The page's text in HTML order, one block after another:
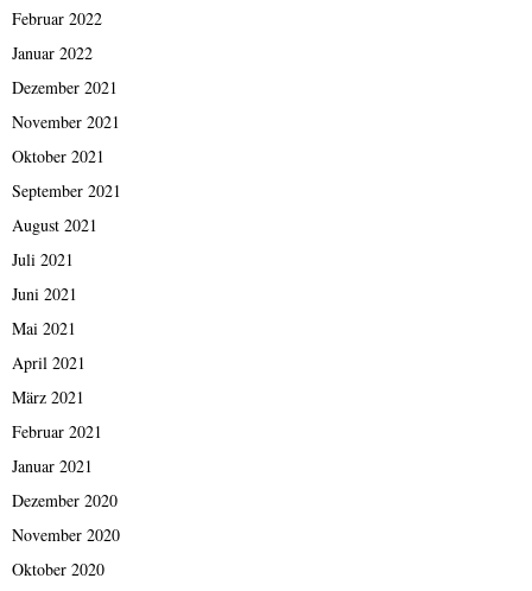
Februar 2022
Januar 2022
Dezember 2021
November 2021
Oktober 2021
September 2021
August 2021
Juli 2021
Juni 2021
Mai 2021
April 2021
März 2021
Februar 2021
Januar 2021
Dezember 2020
November 2020
Oktober 2020